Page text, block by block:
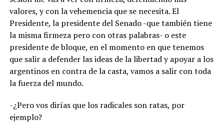
valores, y con la vehemencia que se necesita. El
Presidente, la presidente del Senado -que también tiene
la misma firmeza pero con otras palabras- o este
presidente de bloque, en el momento en que tenemos
que salir a defender las ideas de la libertad y apoyar a los
argentinos en contra de la casta, vamos a salir con toda
la fuerza del mundo.
-¿Pero vos dirías que los radicales son ratas, por
ejemplo?